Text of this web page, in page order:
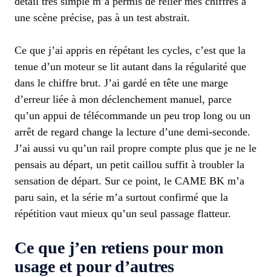
une scène précise, pas à un test abstrait.
Ce que j’ai appris en répétant les cycles, c’est que la
tenue d’un moteur se lit autant dans la régularité que
dans le chiffre brut. J’ai gardé en tête une marge
d’erreur liée à mon déclenchement manuel, parce
qu’un appui de télécommande un peu trop long ou un
arrêt de regard change la lecture d’une demi-seconde.
J’ai aussi vu qu’un rail propre compte plus que je ne le
pensais au départ, un petit caillou suffit à troubler la
sensation de départ. Sur ce point, le CAME BK m’a
paru sain, et la série m’a surtout confirmé que la
répétition vaut mieux qu’un seul passage flatteur.
Ce que j’en retiens pour mon
usage et pour d’autres